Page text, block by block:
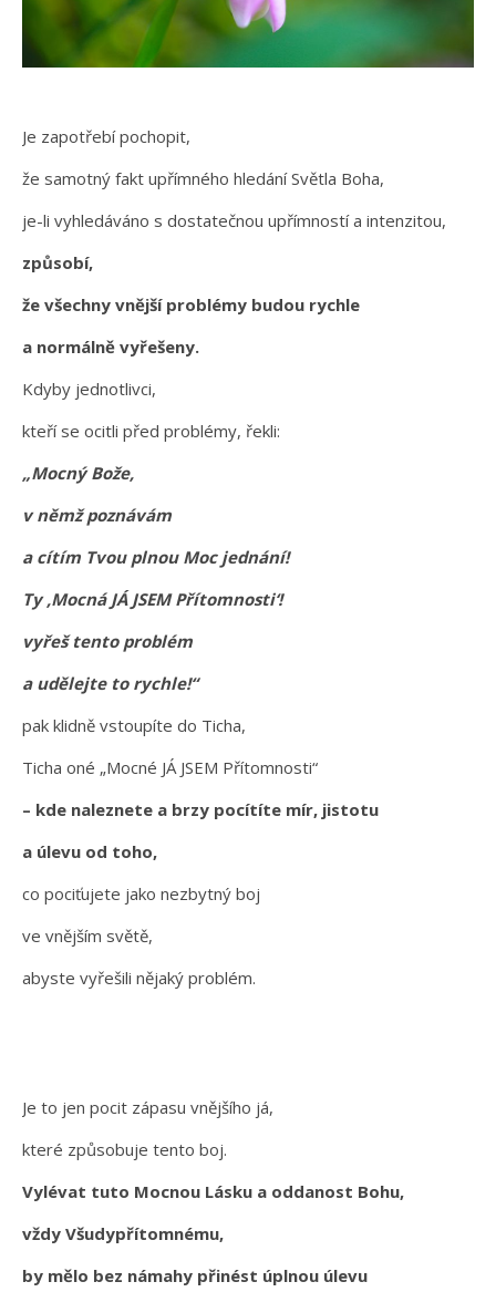
Je zapotřebí pochopit,
že samotný fakt upřímného hledání Světla Boha,
je-li vyhledáváno s dostatečnou upřímností a intenzitou,
způsobí,
že všechny vnější problémy budou rychle
a normálně vyřešeny.
Kdyby jednotlivci,
kteří se ocitli před problémy, řekli:
„Mocný Bože,
v němž poznávám
a cítím Tvou plnou Moc jednání!
Ty ‚Mocná JÁ JSEM Přítomnosti‘!
vyřeš tento problém
a udělejte to rychle!“
pak klidně vstoupíte do Ticha,
Ticha oné „Mocné JÁ JSEM Přítomnosti“
– kde naleznete a brzy pocítíte mír, jistotu
a úlevu od toho,
co pociťujete jako nezbytný boj
ve vnějším světě,
abyste vyřešili nějaký problém.
Je to jen pocit zápasu vnějšího já,
které způsobuje tento boj.
Vylévat tuto Mocnou Lásku a oddanost Bohu,
vždy Všudypřítomnému,
by mělo bez námahy přinést úplnou úlevu